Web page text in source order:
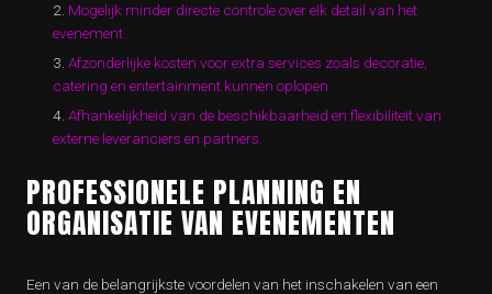
Mogelijk minder directe controle over elk detail van het
evenement.
Afzonderlijke kosten voor extra services zoals decoratie,
catering en entertainment kunnen oplopen.
Afhankelijkheid van de beschikbaarheid en flexibiliteit van
externe leveranciers en partners.
PROFESSIONELE PLANNING EN
ORGANISATIE VAN EVENEMENTEN
Een van de belangrijkste voordelen van het inschakelen van een